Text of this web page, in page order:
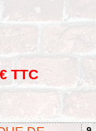
TTC